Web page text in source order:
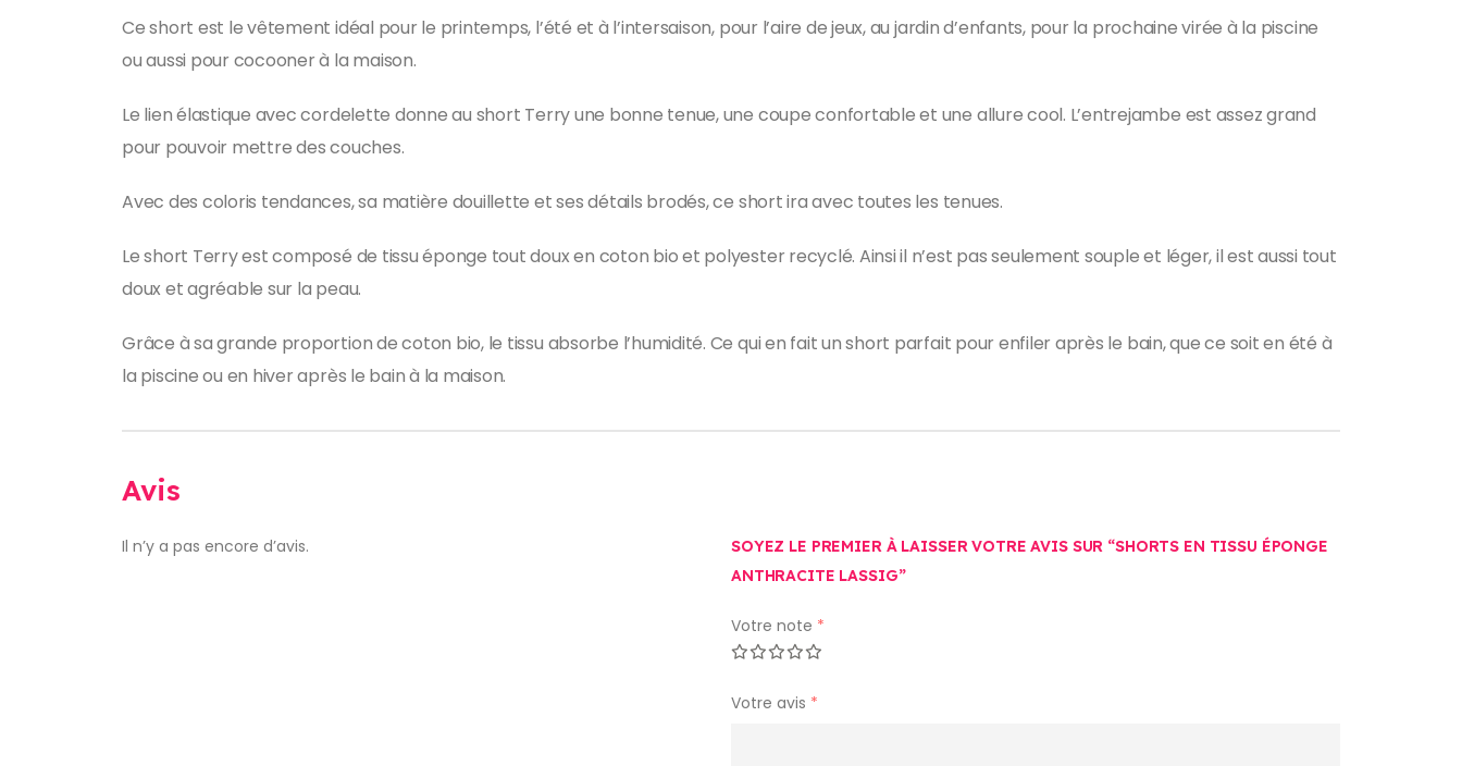
Ce short est le vêtement idéal pour le printemps, l’été et à l’intersaison, pour l’aire de jeux, au jardin d’enfants, pour la prochaine virée à la piscine
ou aussi pour cocooner à la maison.
Le lien élastique avec cordelette donne au short Terry une bonne tenue, une coupe confortable et une allure cool. L’entrejambe est assez grand
pour pouvoir mettre des couches.
Avec des coloris tendances, sa matière douillette et ses détails brodés, ce short ira avec toutes les tenues.
Le short Terry est composé de tissu éponge tout doux en coton bio et polyester recyclé. Ainsi il n’est pas seulement souple et léger, il est aussi tout
doux et agréable sur la peau.
Grâce à sa grande proportion de coton bio, le tissu absorbe l’humidité. Ce qui en fait un short parfait pour enfiler après le bain, que ce soit en été à
la piscine ou en hiver après le bain à la maison.
Avis
Il n’y a pas encore d’avis.
SOYEZ LE PREMIER À LAISSER VOTRE AVIS SUR “SHORTS EN TISSU ÉPONGE
ANTHRACITE LASSIG”
Votre note *
Votre avis *